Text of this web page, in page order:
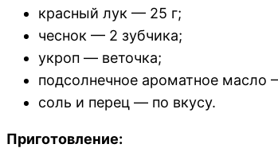
красный лук — 25 г;
чеснок — 2 зубчика;
укроп — веточка;
подсолнечное ароматное масло
соль и перец — по вкусу.
Приготовление: